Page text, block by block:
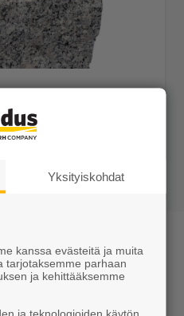
valmistettavia
myös reunuksiin. Kiven
näkyvälle,
Yksityiskohdat
kanssa evästeitä ja muita
tarjotaksemme parhaan
ja kehittääksemme
ja teknologioiden käytön